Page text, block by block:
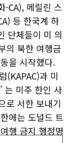
·CA), 메릴린 스
등 한국계 하
단체들이 미 의
의 북한 여행금
을 시작했다.
(KAPAC)과 미
는 미주 한인 사
로 서한 보내기
에는 도널드 트
행 금지 행정명